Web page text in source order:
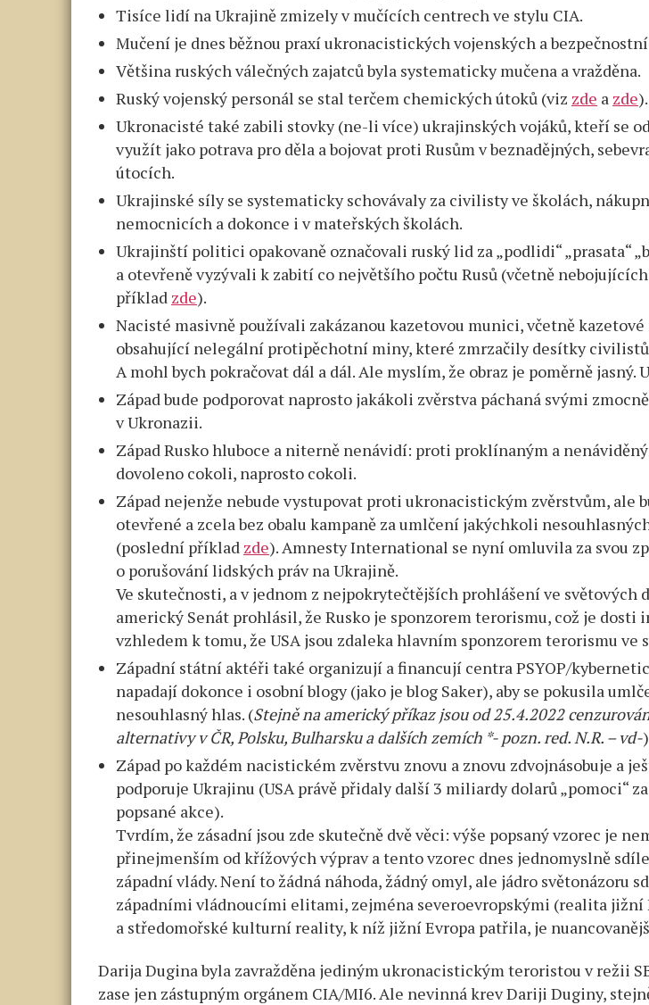
Tisíce lidí na Ukrajině zmizely v mučících centrech ve stylu CIA.
Mučení je dnes běžnou praxí ukronacistických vojenských a
Většina ruských válečných zajatců byla systematicky mučena a vražděna.
Ruský vojenský personál se stal terčem chemických útoků (viz zde a zde).
Ukronacisté také zabili stovky (ne-li více) ukrajinských vojáků, kteří se
využít jako potrava pro děla a bojovat proti Rusům v beznadějných,
útocích.
Ukrajinské síly se systematicky schovávaly za civilisty ve školách,
nemocnicích a dokonce i v mateřských školách.
Ukrajinští politici opakovaně označovali ruský lid za „podlidi“ „prasata“
a otevřeně vyzývali k zabití co největšího počtu Rusů (včetně
příklad zde).
Nacisté masivně používali zakázanou kazetovou munici, včetně
obsahující nelegální protipěchotní miny, které zmrzačily desítky
A mohl bych pokračovat dál a dál. Ale myslím, že obraz je poměrně jasný.
Západ bude podporovat naprosto jakákoli zvěrstva páchaná svými
v Ukronazii.
Západ Rusko hluboce a niterně nenávidí: proti proklínaným a
dovoleno cokoli, naprosto cokoli.
Západ nejenže nebude vystupovat proti ukronacistickým zvěrstvům, ale
otevřené a zcela bez obalu kampaně za umlčení jakýchkoli
(poslední příklad zde). Amnesty International se nyní omluvila za svou
o porušování lidských práv na Ukrajině.
Ve skutečnosti, a v jednom z nejpokrytečtějších prohlášení ve světových
americký Senát prohlásil, že Rusko je sponzorem terorismu, což je dosti
vzhledem k tomu, že USA jsou zdaleka hlavním sponzorem terorismu ve
Západní státní aktéři také organizují a financují centra PSYOP/
napadají dokonce i osobní blogy (jako je blog Saker), aby se pokusila
nesouhlasný hlas. (Stejně na americký příkaz jsou od 25.4.2022
alternativy v ČR, Polsku, Bulharsku a dalších zemích *- pozn. red. N.R. – vd-)
Západ po každém nacistickém zvěrstvu znovu a znovu zdvojnásobuje a
podporuje Ukrajinu (USA právě přidaly další 3 miliardy dolarů „pomoci“
popsané akce).
Tvrdím, že zásadní jsou zde skutečně dvě věci: výše popsaný vzorec je
přinejmenším od křížových výprav a tento vzorec dnes jednomyslně
západní vlády. Není to žádná náhoda, žádný omyl, ale jádro světonázoru
západními vládnoucími elitami, zejména severoevropskými (realita jižní
a středomořské kulturní reality, k níž jižní Evropa patřila, je
Darija Dugina byla zavražděna jediným ukronacistickým teroristou v režii
zase jen zástupným orgánem CIA/MI6. Ale nevinná krev Dariji Duginy,